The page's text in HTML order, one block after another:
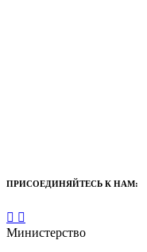
ПРИСОЕДИНЯЙТЕСЬ К НАМ:
Министерство